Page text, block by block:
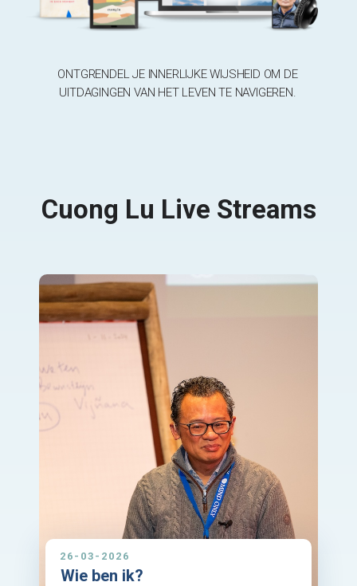
ONTGRENDEL JE INNERLIJKE WIJSHEID OM DE
UITDAGINGEN VAN HET LEVEN TE NAVIGEREN.
Wie ben ik?
26-03-2026
Cuong Lu Live Streams